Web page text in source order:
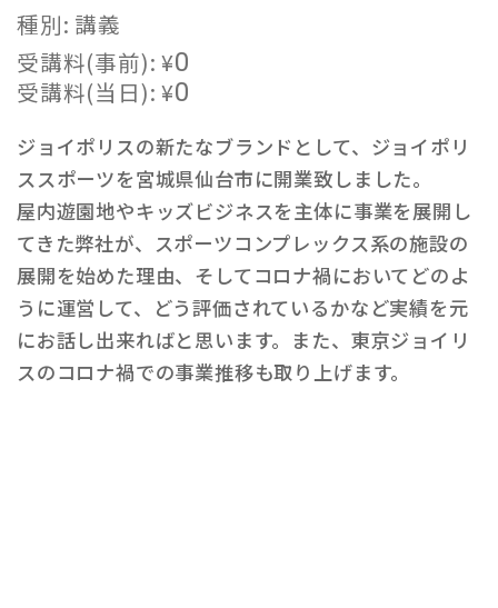
種別: 講義
受講料(事前):¥0
受講料(当日):¥0
ジョイポリスの新たなブランドとして、ジョイポリ
ススポーツを宮城県仙台市に開業致しました。
屋内遊園地やキッズビジネスを主体に事業を展開し
てきた弊社が、スポーツコンプレックス系の施設の
展開を始めた理由、そしてコロナ禍においてどのよ
うに運営して、どう評価されているかなど実績を元
にお話し出来ればと思います。また、東京ジョイリ
スのコロナ禍での事業推移も取り上げます。